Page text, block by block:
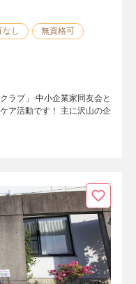
なし 無資格可
ブ」 中小企業家同友会と
ア活動です！ 主に沢山の企